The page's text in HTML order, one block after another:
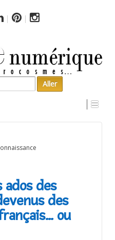
ados des
des
ou